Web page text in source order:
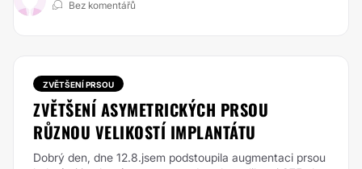
Bez komentářů
ZVĚTŠENÍ PRSOU
ZVĚTŠENÍ ASYMETRICKÝCH PRSOU
RŮZNOU VELIKOSTÍ IMPLANTÁTU
Dobrý den, dne 12.8.jsem podstoupila augmentaci prsou